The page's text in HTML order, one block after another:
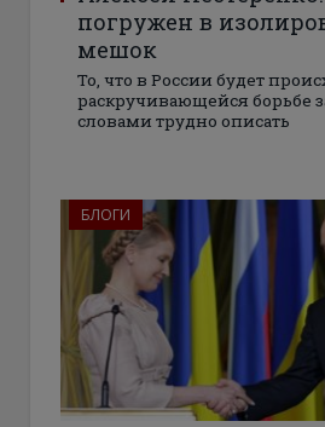
погружен в
мешок
То, что в России будет
раскручивающейся борьбе
словами трудно описать
БЛОГИ